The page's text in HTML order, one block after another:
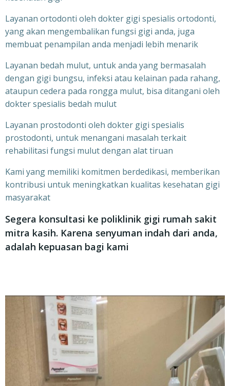
Layanan ortodonti oleh dokter gigi spesialis ortodonti,
yang akan mengembalikan fungsi gigi anda, juga
membuat penampilan anda menjadi lebih menarik
Layanan bedah mulut, untuk anda yang bermasalah
dengan gigi bungsu, infeksi atau kelainan pada rahang,
ataupun cedera pada rongga mulut, bisa ditangani oleh
dokter spesialis bedah mulut
Layanan prostodonti oleh dokter gigi spesialis
prostodonti, untuk menangani masalah terkait
rehabilitasi fungsi mulut dengan alat tiruan
Kami yang memiliki komitmen berdedikasi, memberikan
kontribusi untuk meningkatkan kualitas kesehatan gigi
masyarakat
Segera konsultasi ke poliklinik gigi rumah sakit
mitra kasih. Karena senyuman indah dari anda,
adalah kepuasan bagi kami